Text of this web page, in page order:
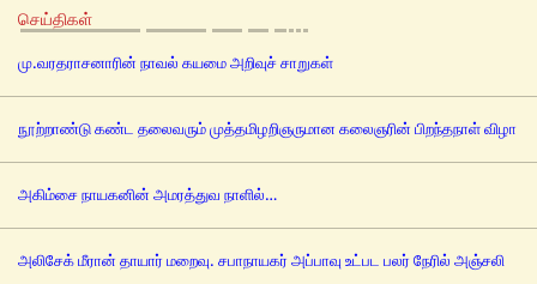
செய்திகள்
மு.வரதராசனாரின் நாவல் கயமை அறிவுச் சாறுகள்
நூற்றாண்டு கண்ட தலைவரும் முத்தமிழறிஞருமான கலைஞரின் பிறந்தநாள் விழா
அகிம்சை நாயகனின் அமரத்துவ நாளில்…
அலிசேக் மீரான் தாயார் மறைவு. சபாநாயகர் அப்பாவு உட்பட பலர் நேரில் அஞ்சலி